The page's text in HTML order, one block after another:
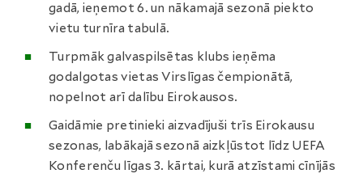
gadā, ieņemot 6. un nākamajā sezonā piekto
vietu turnīra tabulā.
Turpmāk galvaspilsētas klubs ieņēma
godalgotas vietas Virslīgas čempionātā,
nopelnot arī dalību Eirokausos.
Gaidāmie pretinieki aizvadījuši trīs Eirokausu
sezonas, labākajā sezonā aizkļūstot līdz UEFA
Konferenču līgas 3. kārtai, kurā atzīstami cīnījās